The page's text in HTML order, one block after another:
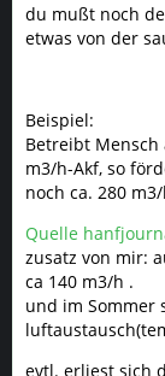
du mußt noch
etwas von der
Beispiel:
Betreibt
m3/h-Akf, so
noch ca. 280
Quelle
zusatz von mir:
ca 140 m3/h .
und im Sommer
evtl. erliest sich